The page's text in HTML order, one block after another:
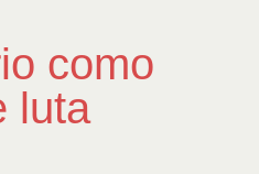
como
luta